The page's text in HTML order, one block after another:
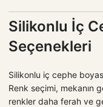
Silikonlu İç
Seçenekleri
Silikonlu iç cephe
Renk seçimi, mekanın
renkler daha ferah ve